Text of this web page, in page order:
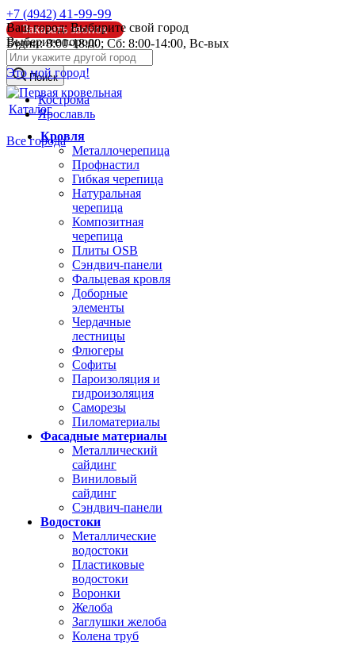
Ваш город: Выбирите свой город
Выберите город:
Это мой город!
Кострома
Ярославль
Все города
+7 (4942) 41-99-99
Заказать звонок
Будни: 8:00-18:00; Сб: 8:00-14:00, Вс-вых
info@pk44.ru
Поиск
Каталог
Кровля
Металлочерепица
Профнастил
Гибкая черепица
Натуральная
черепица
Композитная
черепица
Плиты OSB
Сэндвич-панели
Фальцевая кровля
Доборные
элементы
Чердачные
лестницы
Флюгеры
Софиты
Пароизоляция и
гидроизоляция
Саморезы
Пиломатериалы
Фасадные материалы
Металлический
сайдинг
Виниловый
сайдинг
Сэндвич-панели
Водостоки
Металлические
водостоки
Пластиковые
водостоки
Воронки
Желоба
Заглушки желоба
Колена труб